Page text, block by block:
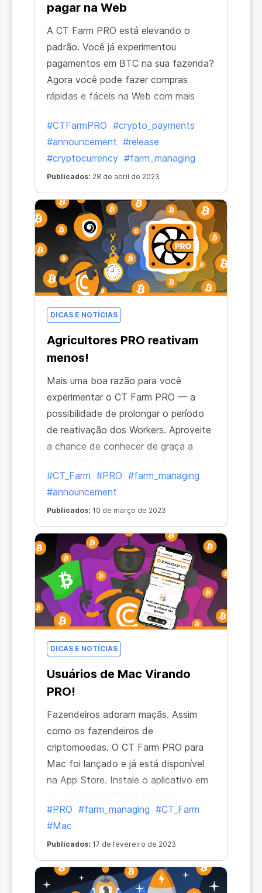
pagar na Web
A СT Farm PRO está elevando o
padrão. Você já experimentou
pagamentos em BTC na sua fazenda?
Agora você pode fazer compras
rápidas e fáceis na Web com mais
quatro criptomoedas populares.
#CTFarmPRO #crypto_payments
#announcement #release
#cryptocurrency #farm_managing
Publicados: 28 de abril de 2023
DICAS E NOTÍCIAS
Agricultores PRO reativam
menos!
Mais uma boa razão para você
experimentar o CT Farm PRO — a
possibilidade de prolongar o período
de reativação dos Workers. Aproveite
a chance de conhecer de graça a
mineração que economiza tempo!
#CT_Farm #PRO #farm_managing
#announcement
Publicados: 10 de março de 2023
DICAS E NOTÍCIAS
Usuários de Mac Virando
PRO!
Fazendeiros adoram maçãs. Assim
como os fazendeiros de
criptomoedas. O CT Farm PRO para
Mac foi lançado e já está disponível
na App Store. Instale o aplicativo em
seu dispositivo Apple favorito –
gerencie Workers, faça compras e
saque seus ganhos sem limites.
#PRO #farm_managing #CT_Farm
#Mac
Publicados: 17 de fevereiro de 2023